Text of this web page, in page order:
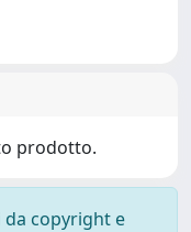
prodotto.
copyright e